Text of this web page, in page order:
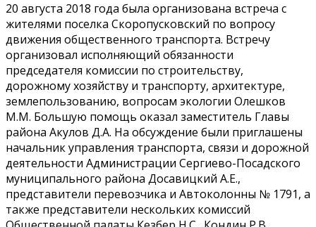
20 августа 2018 года была организована встреча с
жителями поселка Скоропусковский по вопросу
движения общественного транспорта. Встречу
организовал исполняющий обязанности
председателя комиссии по строительству,
дорожному хозяйству и транспорту, архитектуре,
землепользованию, вопросам экологии Олешков
М.М. Большую помощь оказал заместитель Главы
района Акулов Д.А. На обсуждение были приглашены
начальник управления транспорта, связи и дорожной
деятельности Администрации Сергиево-Посадского
муниципального района Досавицкий А.Е.,
представители перевозчика и Автоколонны № 1791, а
также представители нескольких комиссий